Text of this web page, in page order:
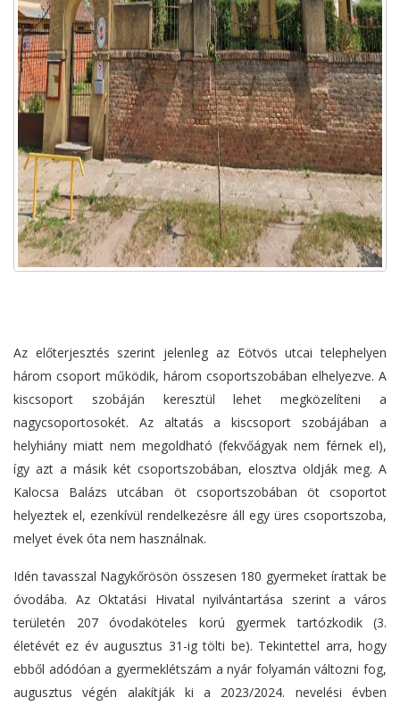
Az előterjesztés szerint jelenleg az Eötvös utcai telephelyen
három csoport működik, három csoportszobában elhelyezve. A
kiscsoport szobáján keresztül lehet megközelíteni a
nagycsoportosokét. Az altatás a kiscsoport szobájában a
helyhiány miatt nem megoldható (fekvőágyak nem férnek el),
így azt a másik két csoportszobában, elosztva oldják meg. A
Kalocsa Balázs utcában öt csoportszobában öt csoportot
helyeztek el, ezenkívül rendelkezésre áll egy üres csoportszoba,
melyet évek óta nem használnak.
Idén tavasszal Nagykőrösön összesen 180 gyermeket írattak be
óvodába. Az Oktatási Hivatal nyilvántartása szerint a város
területén 207 óvodaköteles korú gyermek tartózkodik (3.
életévét ez év augusztus 31-ig tölti be). Tekintettel arra, hogy
ebből adódóan a gyermeklétszám a nyár folyamán változni fog,
augusztus végén alakítják ki a 2023/2024. nevelési évben